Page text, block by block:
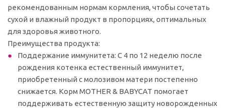
рекомендованным нормам кормления, чтобы сочетать
сухой и влажный продукт в пропорциях, оптимальных
для здоровья животного.
Преимущества продукта:
Поддержание иммунитета: С 4 по 12 неделю после
рождения котенка естественный иммунитет,
приобретенный с молозивом матери постепенно
снижается. Корм MOTHER & BABYCAT помогает
поддерживать естественную защиту новорожденных